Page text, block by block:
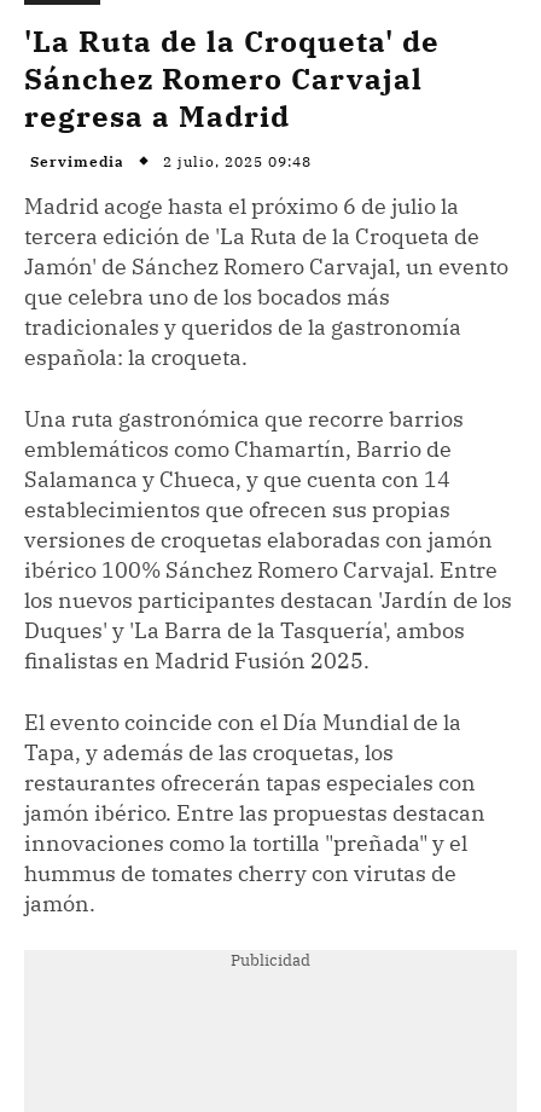
'La Ruta de la Croqueta' de
Sánchez Romero Carvajal
regresa a Madrid
Servimedia 2 julio, 2025 09:48
Madrid acoge hasta el próximo 6 de julio la
tercera edición de 'La Ruta de la Croqueta de
Jamón' de Sánchez Romero Carvajal, un evento
que celebra uno de los bocados más
tradicionales y queridos de la gastronomía
española: la croqueta.
Una ruta gastronómica que recorre barrios
emblemáticos como Chamartín, Barrio de
Salamanca y Chueca, y que cuenta con 14
establecimientos que ofrecen sus propias
versiones de croquetas elaboradas con jamón
ibérico 100% Sánchez Romero Carvajal. Entre
los nuevos participantes destacan 'Jardín de los
Duques' y 'La Barra de la Tasquería', ambos
finalistas en Madrid Fusión 2025.
El evento coincide con el Día Mundial de la
Tapa, y además de las croquetas, los
restaurantes ofrecerán tapas especiales con
jamón ibérico. Entre las propuestas destacan
innovaciones como la tortilla "preñada" y el
hummus de tomates cherry con virutas de
jamón.
Publicidad